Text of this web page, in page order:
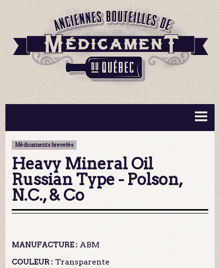
BOUTEILLES ▼
MA COLLECTION
CONTACT
Médicaments brevetés
Heavy Mineral Oil
Russian Type - Polson,
N.C., & Co
MANUFACTURE : ABM
COULEUR : Transparente